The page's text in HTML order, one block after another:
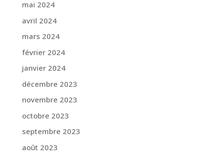
mai 2024
avril 2024
mars 2024
février 2024
janvier 2024
décembre 2023
novembre 2023
octobre 2023
septembre 2023
août 2023